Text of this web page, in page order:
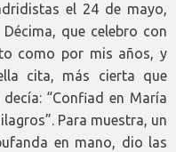
el 24 de mayo,
que celebro con
como por mis años, y
cita, más cierta que
“Confiad en María
Para muestra, un
en mano, dio las